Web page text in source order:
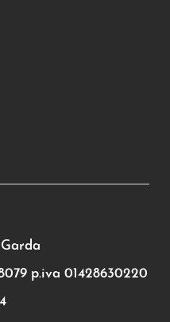
p.iva 01428630220